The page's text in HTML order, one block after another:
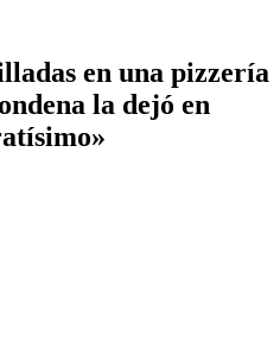
en una pizzería
la dejó en